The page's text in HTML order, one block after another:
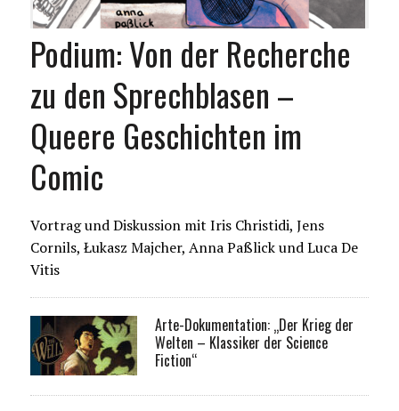
Podium: Von der Recherche
zu den Sprechblasen –
Queere Geschichten im
Comic
Vortrag und Diskussion mit Iris Christidi, Jens
Cornils, Łukasz Majcher, Anna Paßlick und Luca De
Vitis
Arte-Dokumentation: „Der Krieg der
Welten – Klassiker der Science
Fiction“